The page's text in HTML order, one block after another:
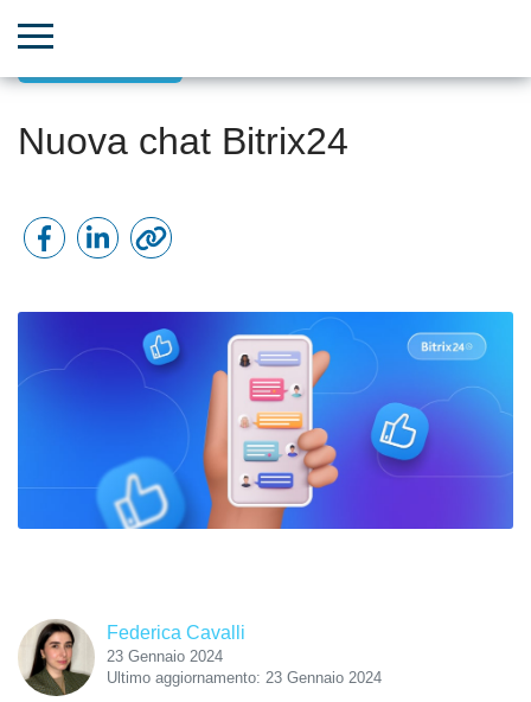
Nuova chat Bitrix24
Federica Cavalli
23 Gennaio 2024
Ultimo aggiornamento: 23 Gennaio 2024